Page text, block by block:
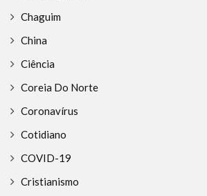
Chaguim
China
Ciência
Coreia Do Norte
Coronavírus
Cotidiano
COVID-19
Cristianismo